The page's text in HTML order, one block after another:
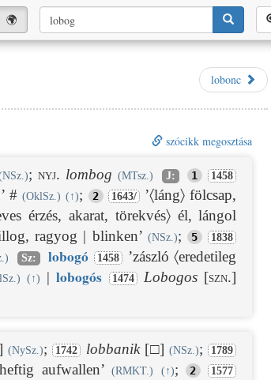
🌍︎
lobonc
szócikk megosztása
;nyj. lombog (MTsz.) J: 1 1458
#(OklSz.) ( ↑); 2 1643/ ’〈láng〉 fölcsap,
érzés, akarat, törekvés〉 él, lángol
ragyog | blinken’ (NSz.); 5 1838
Sz: lobogó 1458
’zászló 〈eredetileg
( ↑) |lobogós 1474 Lobogos [szn.]
(NySz.); 1742 lobbanik[□](NSz.); 1789
aufwallen’(RMKT.) ( ↑); 2 1577